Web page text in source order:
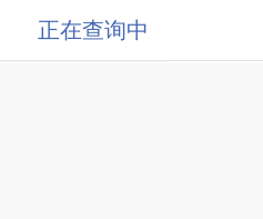
正在查询中